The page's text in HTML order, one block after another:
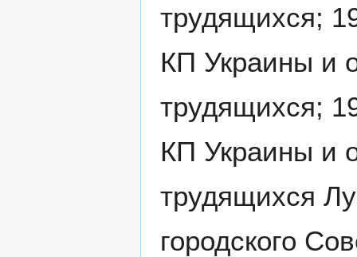
трудящихся;
КП Украины и
трудящихся;
КП Украины и
трудящихся
городского